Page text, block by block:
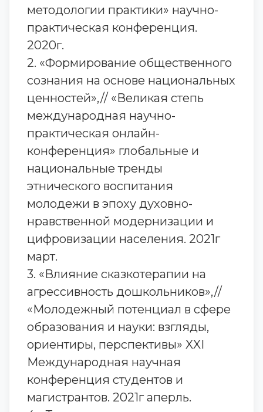
методологии практики» научно-
практическая конференция.
2020г.
2. «Формирование общественного
сознания на основе национальных
ценностей»,// «Великая степь
международная научно-
практическая онлайн-
конференция» глобальные и
национальные тренды
этнического воспитания
молодежи в эпоху духовно-
нравственной модернизации и
цифровизации населения. 2021г
март.
3. «Влияние сказкотерапии на
агрессивность дошкольников»,//
«Молодежный потенциал в сфере
образования и науки: взгляды,
ориентиры, перспективы» XXI
Международная научная
конференция студентов и
магистрантов. 2021г аперль.